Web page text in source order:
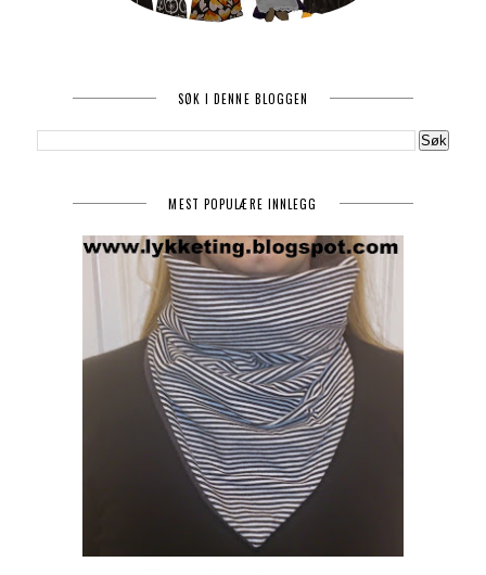
SØK I DENNE BLOGGEN
MEST POPULÆRE INNLEGG